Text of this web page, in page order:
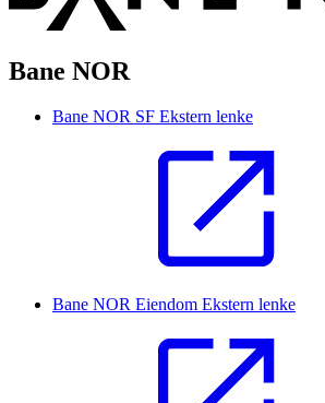
Bane NOR
Bane NOR SF Ekstern lenke
Bane NOR Eiendom Ekstern lenke